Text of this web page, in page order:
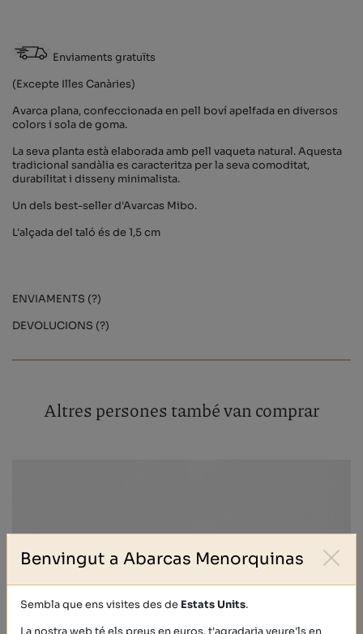
Enviaments gratuïts
(Excepte Illes Canàries)
Avarca plana, confeccionada en pell boví apelfada en diversos
colors i sola de goma.
La seva planta està elaborada amb pell vaqueta natural. Aquesta
tradicional sandàlia es caracteritza per la seva comoditat,
durabilitat i disseny minimalista.
Un dels best-seller d'Avarcas Mibo.
L'alçada del taló és de 1,5 cm
ENVIAMENTS (?)
DEVOLUCIONS (?)
Altres persones també van comprar
Benvingut a Abarcas Menorquinas
Sembla que ens visites des de Estats Units.
La nostra web té els preus en euros, t'agradaria veure'ls en